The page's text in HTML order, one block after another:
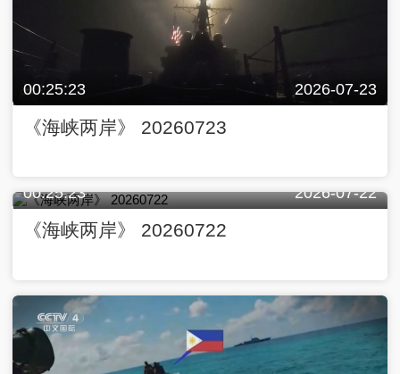
00:25:23 2026-07-23
《海峡两岸》 20260723
00:25:23 2026-07-22
《海峡两岸》 20260722